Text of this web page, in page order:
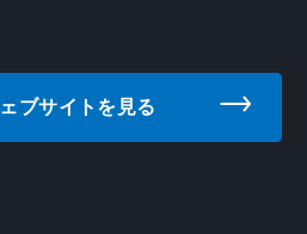
ブサイトを見る